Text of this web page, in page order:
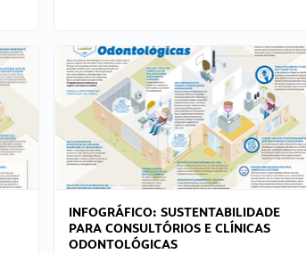
INFOGRÁFICO: SUSTENTABILIDADE
PARA CONSULTÓRIOS E CLÍNICAS
ODONTOLÓGICAS